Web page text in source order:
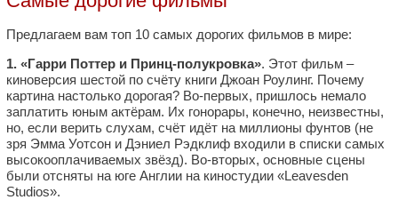
Предлагаем вам топ 10 самых дорогих фильмов в мире:
1. «Гарри Поттер и Принц-полукровка». Этот фильм –
киноверсия шестой по счёту книги Джоан Роулинг. Почему
картина настолько дорогая? Во-первых, пришлось немало
заплатить юным актёрам. Их гонорары, конечно, неизвестны,
но, если верить слухам, счёт идёт на миллионы фунтов (не
зря Эмма Уотсон и Дэниел Рэдклиф входили в списки самых
высокооплачиваемых звёзд). Во-вторых, основные сцены
были отсняты на юге Англии на киностудии «Leavesden
Studios».